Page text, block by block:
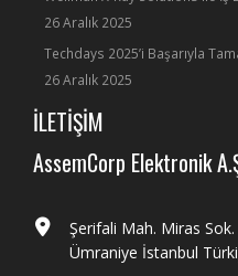
26 Aralık 2025
Techdays 2025’i Başarıyla
26 Aralık 2025
İLETİŞİM
AssemCorp Elektronik
Şerifali Mah. Miras
Ümraniye İstanbul